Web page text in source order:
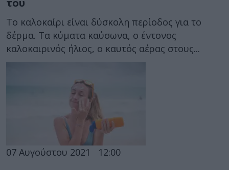
Το καλοκαίρι είναι δύσκολη περίοδος για το
δέρμα. Τα κύματα καύσωνα, ο έντονος
καλοκαιρινός ήλιος, ο καυτός αέρας στους...
07 Αυγούστου 2021 12:00